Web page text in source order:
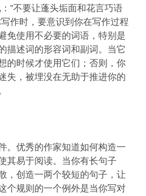
”不要让蓬头垢面和花言巧语
作时，要意识到你在写作过程
免使用不必要的词语，特别是
描述词的形容词和副词。当它
的时候才使用它们；否则，你
失，被埋没在无助于推进你的
。优秀的作家知道如何构造一
其易于阅读。当你有长句子
，创造一两个较短的句子，让
个规则的一个例外是当你写对